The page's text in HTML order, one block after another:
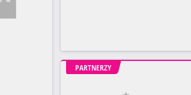
PARTNERZY